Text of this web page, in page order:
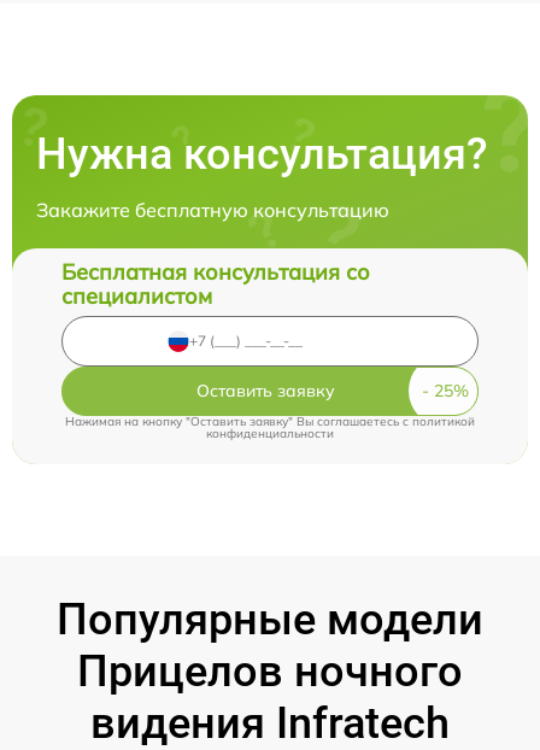
Нужна консультация?
Закажите бесплатную консультацию
Бесплатная консультация со
специалистом
Оставить заявку
Нажимая на кнопку "Оставить заявку" Вы соглашаетесь cполитикой
конфиденциальности
Популярные модели
Прицелов ночного
видения Infratech